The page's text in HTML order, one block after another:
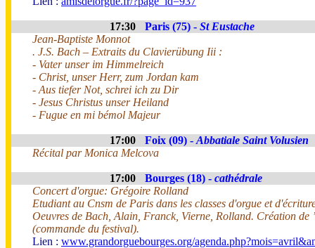
17:30 Paris (75) - St Eustache
Jean-Baptiste Monnot
. J.S. Bach – Extraits du Clavierübung Iii :
- Vater unser im Himmelreich
- Christ, unser Herr, zum Jordan kam
- Aus tiefer Not, schrei ich zu Dir
- Jesus Christus unser Heiland
- Fugue en mi bémol Majeur
17:00 Foix (09) - Abbatiale Saint Volusien
Récital par Monica Melcova
17:00 Bourges (18) - cathédrale
Concert d'orgue: Grégoire Rolland
Etudiant au Cnsm de Paris dans les classes d'orgue et
Oeuvres de Bach, Alain, Franck, Vierne, Rolland. Création
(commande du festival).
Lien : www.grandorguebourges.org/